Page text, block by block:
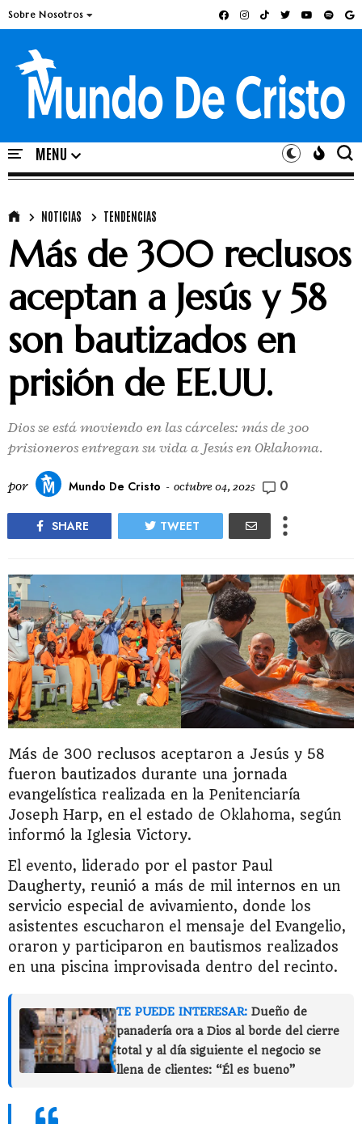
Sobre Nosotros
NOTICIAS TENDENCIAS
Más de 300 reclusos
aceptan a Jesús y 58
son bautizados en
prisión de EE.UU.
Dios se está moviendo en las cárceles: más de 300
prisioneros entregan su vida a Jesús en Oklahoma.
por Mundo De Cristo - octubre 04, 2025 0
SHARE TWEET
Más de 300 reclusos aceptaron a Jesús y 58
fueron bautizados durante una jornada
evangelística realizada en la Penitenciaría
Joseph Harp, en el estado de Oklahoma, según
informó la Iglesia Victory.
El evento, liderado por el pastor Paul
Daugherty, reunió a más de mil internos en un
servicio especial de avivamiento, donde los
asistentes escucharon el mensaje del Evangelio,
oraron y participaron en bautismos realizados
en una piscina improvisada dentro del recinto.
TE PUEDE INTERESAR: Dueño de
panadería ora a Dios al borde del cierre
total y al día siguiente el negocio se
llena de clientes: “Él es bueno”